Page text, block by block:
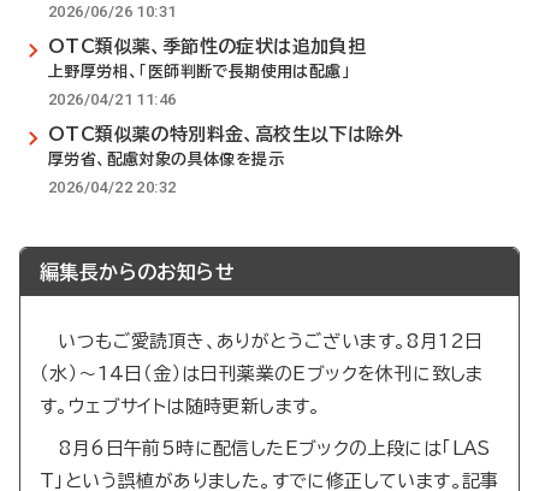
2026/06/26 10:31
OTC類似薬、季節性の症状は追加負担
上野厚労相、「医師判断で長期使用は配慮」
2026/04/21 11:46
OTC類似薬の特別料金、高校生以下は除外
厚労省、配慮対象の具体像を提示
2026/04/22 20:32
編集長からのお知らせ
いつもご愛読頂き、ありがとうございます。8月12日
（水）～14日（金）は日刊薬業のEブックを休刊に致しま
す。ウェブサイトは随時更新します。
8月6日午前5時に配信したEブックの上段には「LAS
T」という誤植がありました。すでに修正しています。記事